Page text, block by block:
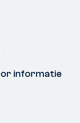
informatie